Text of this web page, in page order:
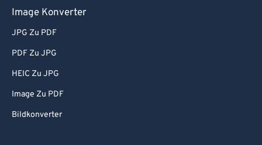
Image Konverter
JPG Zu PDF
PDF Zu JPG
HEIC Zu JPG
Image Zu PDF
Bildkonverter